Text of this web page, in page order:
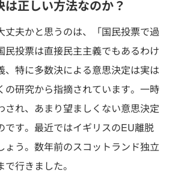
正しい方法なのか？
丈夫かと思うのは、「国民投票で過
民投票は直接民主主義でもあるわけ
、特に多数決による意思決定は実は
の研究から指摘されています。一時
され、あまり望ましくない意思決定
です。最近ではイギリスのEU離脱
ょう。数年前のスコットランド独立
行きました。